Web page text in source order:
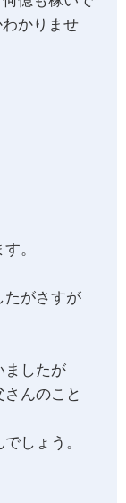
かりませ
。
たがさすが
ましたが
さんのこと
しょう。